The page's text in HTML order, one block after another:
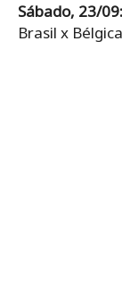
Sábado, 23/09:
Brasil x